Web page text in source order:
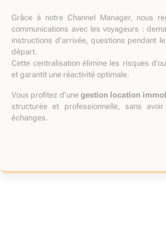
Grâce à notre Channel Manager, nous
communications avec les voyageurs :
instructions d’arrivée, questions pendant
départ.
Cette centralisation élimine les risques
et garantit une réactivité optimale.
Vous profitez d’une gestion location
structurée et professionnelle, sans
échanges.